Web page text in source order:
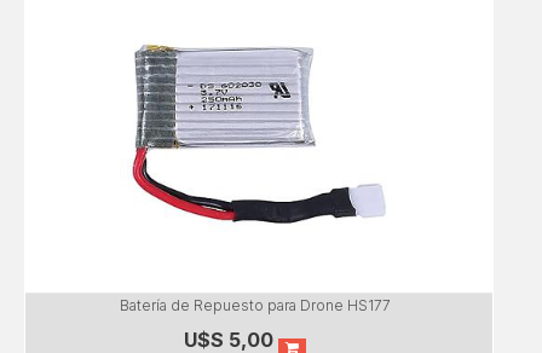
Batería de Repuesto para Drone HS177
U$S 5,00